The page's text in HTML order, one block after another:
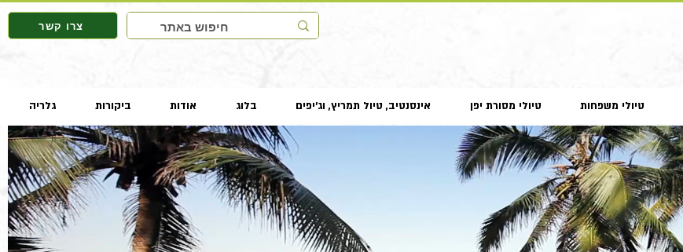
צרו קשר
טיולי משפחות טיולי מסורת יפן אינסנטיב, טיול תמריץ, וג'יפים בלוג אודות ביקורות גלריה